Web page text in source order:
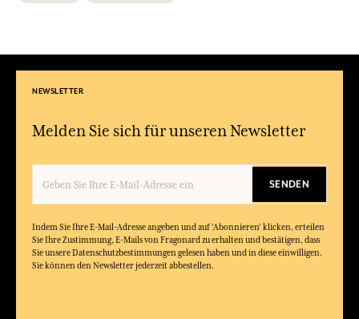
NEWSLETTER
Melden Sie sich für unseren Newsletter
SENDEN
Indem Sie Ihre E-Mail-Adresse angeben und auf 'Abonnieren' klicken, erteilen
Sie Ihre Zustimmung, E-Mails von Fragonard zu erhalten und bestätigen, dass
Sie unsere Datenschutzbestimmungen gelesen haben und in diese einwilligen.
Sie können den Newsletter jederzeit abbestellen.